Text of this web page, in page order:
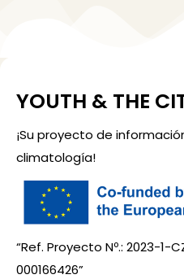
YOUTH & THE
¡Su proyecto de
climatología!
“Ref. Proyecto Nº.: 2023-1-
000166426”